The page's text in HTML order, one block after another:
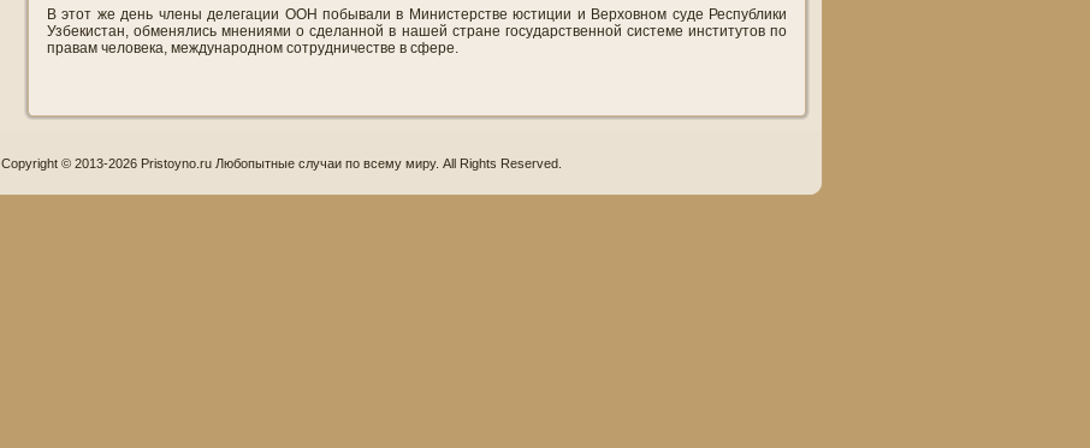
В этот же день члены делегации ООН побывали в Министерстве юстиции и Верховном суде Республики
Узбекистан, обменялись мнениями о сделанной в нашей стране государственной системе институтов по
правам человека, международном сотрудничестве в сфере.
Copyright © 2013-2026 Pristoyno.ru Любопытные случаи по всему миру. All Rights Reserved.